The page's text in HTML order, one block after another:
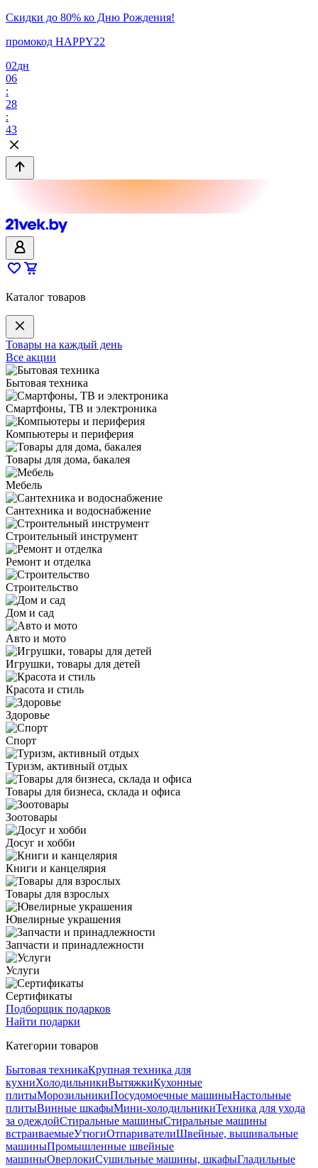
Скидки до 80% ко Дню Рождения!
промокод HAPPY22
02дн
06
:
28
:
43
Каталог товаров
Товары на каждый день
Все акции
Бытовая техника
Смартфоны, ТВ и электроника
Компьютеры и периферия
Товары для дома, бакалея
Мебель
Сантехника и водоснабжение
Строительный инструмент
Ремонт и отделка
Строительство
Дом и сад
Авто и мото
Игрушки, товары для детей
Красота и стиль
Здоровье
Спорт
Туризм, активный отдых
Товары для бизнеса, склада и офиса
Зоотовары
Досуг и хобби
Книги и канцелярия
Товары для взрослых
Ювелирные украшения
Запчасти и принадлежности
Услуги
Сертификаты
Подборщик подарков
Найти подарки
Категории товаров
Бытовая техникаКрупная техника для
кухниХолодильникиВытяжкиКухонные
плитыМорозильникиПосудомоечные машиныНастольные
плитыВинные шкафыМини-холодильникиТехника для ухода
за одеждойСтиральные машиныСтиральные машины
встраиваемыеУтюгиОтпаривателиШвейные, вышивальные
машиныПромышленные швейные
машиныОверлокиСушильные машины, шкафыГладильные